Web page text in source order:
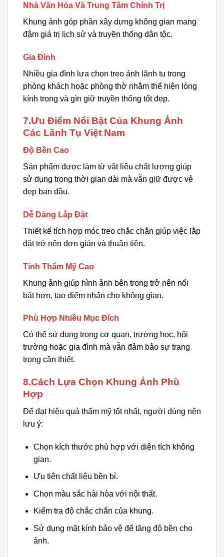
Nhà Văn Hóa Và Trung Tâm Chính Trị
Khung ảnh góp phần xây dựng không gian mang
đậm giá trị lịch sử và truyền thống dân tộc.
Gia Đình
Nhiều gia đình lựa chọn treo ảnh lãnh tụ trong
phòng khách hoặc phòng thờ nhằm thể hiện lòng
kính trọng và gìn giữ truyền thống tốt đẹp.
7.Ưu Điểm Nổi Bật Của Khung Ảnh
Các Lãnh Tụ Việt Nam
Độ Bền Cao
Sản phẩm được làm từ vật liệu chất lượng giúp
sử dụng trong thời gian dài mà vẫn giữ được vẻ
đẹp ban đầu.
Dễ Dàng Lắp Đặt
Thiết kế tích hợp móc treo chắc chắn giúp việc lắp
đặt trở nên đơn giản và thuận tiện.
Tính Thẩm Mỹ Cao
Khung ảnh giúp hình ảnh bên trong trở nên nổi
bật hơn, tạo điểm nhấn cho không gian.
Phù Hợp Nhiều Mục Đích
Có thể sử dụng trong cơ quan, trường học, hội
trường hoặc gia đình mà vẫn đảm bảo sự trang
trọng cần thiết.
8.Cách Lựa Chọn Khung Ảnh Phù
Hợp
Để đạt hiệu quả thẩm mỹ tốt nhất, người dùng nên
lưu ý:
Chọn kích thước phù hợp với diện tích không
gian.
Ưu tiên chất liệu bền bỉ.
Chọn màu sắc hài hòa với nội thất.
Kiểm tra độ chắc chắn của khung.
Sử dụng mặt kính bảo vệ để tăng độ bền cho
ảnh.